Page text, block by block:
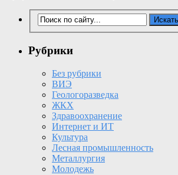
Рубрики
Без рубрики
ВИЭ
Геологоразведка
ЖКХ
Здравоохранение
Интернет и ИТ
Культура
Лесная промышленность
Металлургия
Молодежь